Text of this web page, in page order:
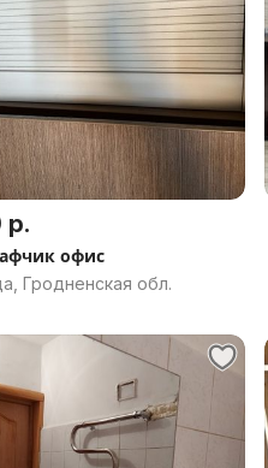
р.
офис
Гродненская обл.